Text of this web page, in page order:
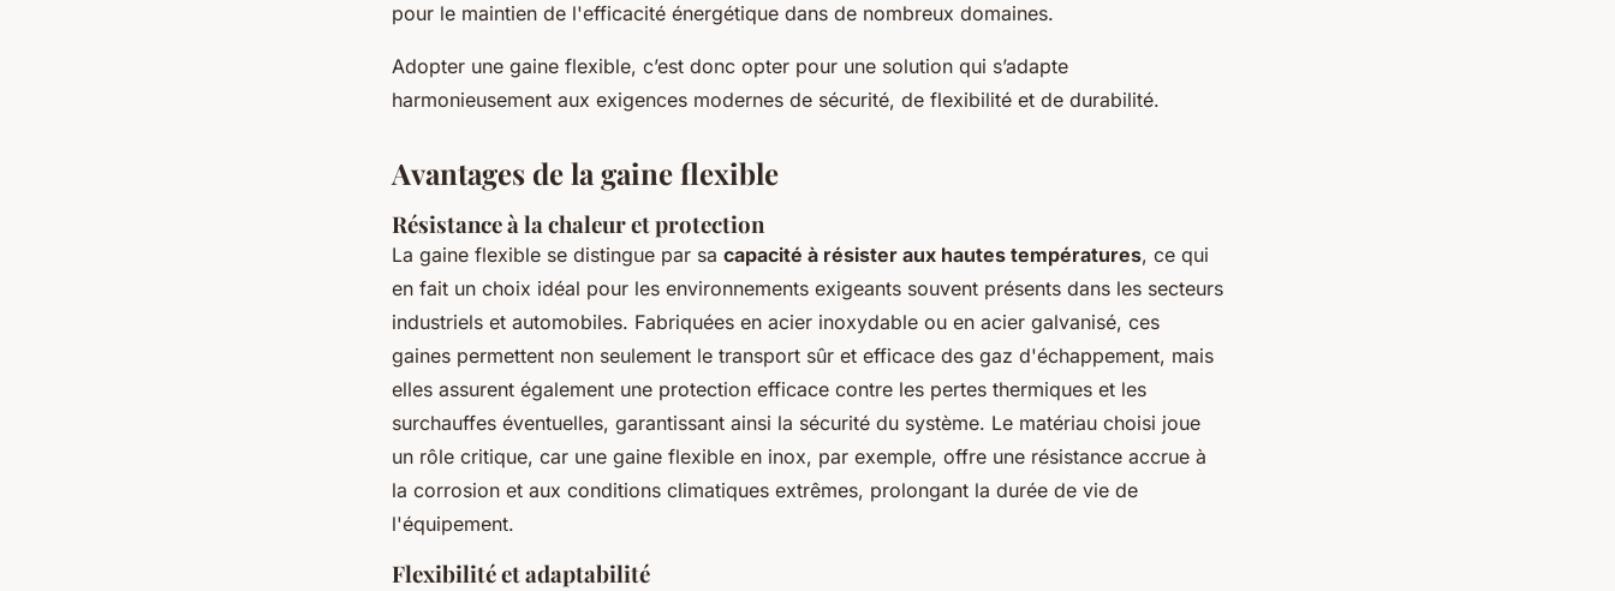
pour le maintien de l'efficacité énergétique dans de nombreux domaines.
Adopter une gaine flexible, c’est donc opter pour une solution qui s’adapte
harmonieusement aux exigences modernes de sécurité, de flexibilité et de durabilité.
Avantages de la gaine flexible
Résistance à la chaleur et protection
La gaine flexible se distingue par sa capacité à résister aux hautes températures, ce qui
en fait un choix idéal pour les environnements exigeants souvent présents dans les secteurs
industriels et automobiles. Fabriquées en acier inoxydable ou en acier galvanisé, ces
gaines permettent non seulement le transport sûr et efficace des gaz d'échappement, mais
elles assurent également une protection efficace contre les pertes thermiques et les
surchauffes éventuelles, garantissant ainsi la sécurité du système. Le matériau choisi joue
un rôle critique, car une gaine flexible en inox, par exemple, offre une résistance accrue à
la corrosion et aux conditions climatiques extrêmes, prolongant la durée de vie de
l'équipement.
Flexibilité et adaptabilité